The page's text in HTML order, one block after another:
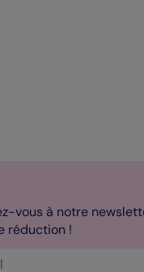
vous à notre
réduction !